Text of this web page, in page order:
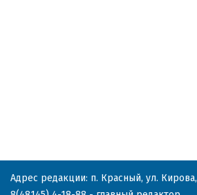
Адрес редакции: п. Красный, ул. Кирова,